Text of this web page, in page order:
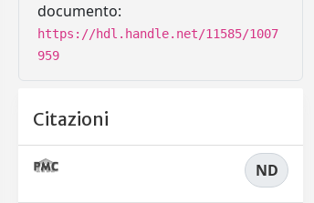
documento:
https://hdl.handle.net/11585/1007
959
Citazioni
ND